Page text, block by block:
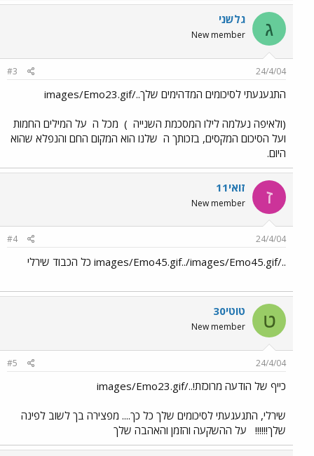
ג גלשני
New member
24/4/04
#3
התגעגעתי לסיכומים המדהימים שלך../images/Emo23.gif
(ולאיפה נעלמה לילו המסכמת השנייה ) מכל ה על המילים החמות
ועל הסיכום המקסים, בזכותך ה שלנו הוא המקום החם והנפלא שהוא
היום.
ז זואי11
New member
24/4/04
#4
../images/Emo45.gif../images/Emo45.gif כל הכבוד שירלי
ט טוטי30
New member
24/4/04
#5
כייף של הודעה מרוכזת!../images/Emo23.gif
שירלי, התגעגעתי לסיכומים שלך כל כך.... מפצירה בך לשוב לפינה
שלך!!!!!!
על ההשקעה והזמן והאהבה שלך